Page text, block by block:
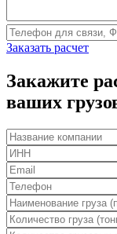
Заказать расчет
Закажите
ваших